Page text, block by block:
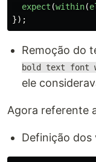
expect (within(
});
Remoção do
bold text font
ele
Agora referente
Definição dos